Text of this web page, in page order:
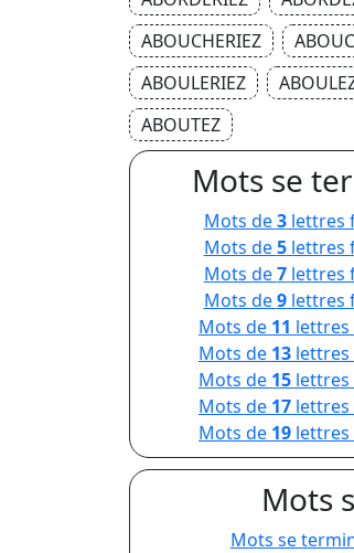
ABOUCHERIEZ
ABOULERIEZ
ABOUTEZ
Mots se
Mots de3lettres
Mots de5lettres
Mots de7lettres
Mots de9lettres
Mots de 11
Mots de 13
Mots de 15
Mots de 17
Mots de 19
Mots
Mots se